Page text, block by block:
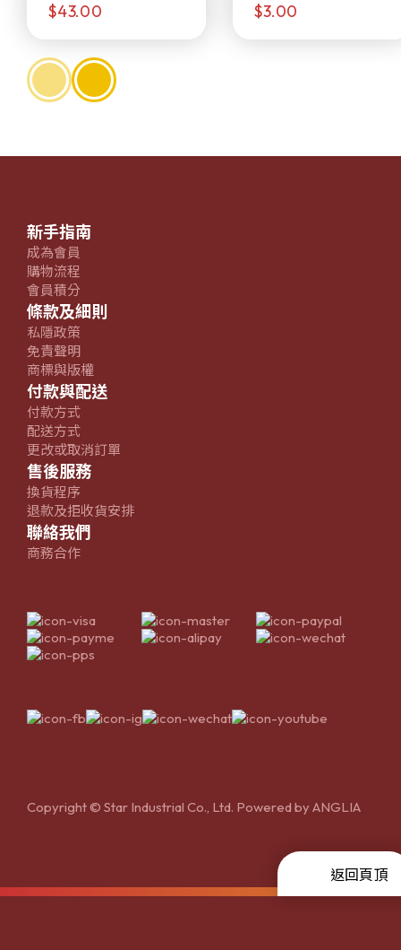
$43.00
$3.00
新手指南
成為會員
購物流程
會員積分
條款及細則
私隱政策
免責聲明
商標與版權
付款與配送
付款方式
配送方式
更改或取消訂單
售後服務
換貨程序
退款及拒收貨安排
聯絡我們
商務合作
Copyright © Star Industrial Co., Ltd. Powered byANGLIA
返回頁頂